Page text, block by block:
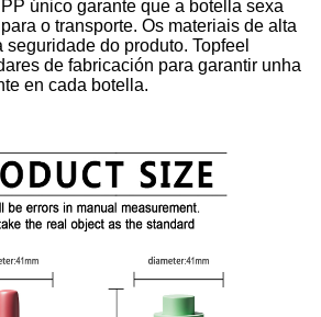
único garante que a botella sexa
o transporte. Os materiais de alta
do produto. Topfeel
de fabricación para garantir unha
en cada botella.